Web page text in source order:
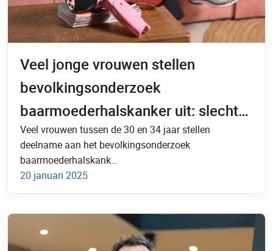
Veel jonge vrouwen stellen
bevolkingsonderzoek
baarmoederhalskanker uit: slechts
3 op de 10 onderneemt snel actie
Veel vrouwen tussen de 30 en 34 jaar stellen
deelname aan het bevolkingsonderzoek
baarmoederhalskank…
20 januari 2025